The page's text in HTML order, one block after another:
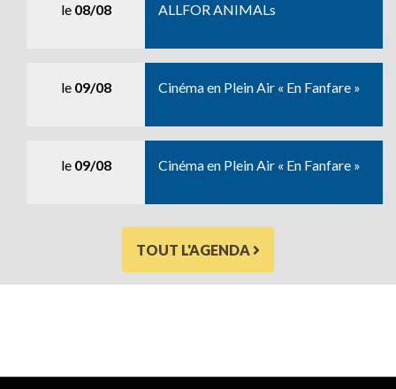
le 08/08 ALLFOR ANIMALs
le 09/08 Cinéma en Plein Air « En Fanfare »
le 09/08 Cinéma en Plein Air « En Fanfare »
TOUT L'AGENDA